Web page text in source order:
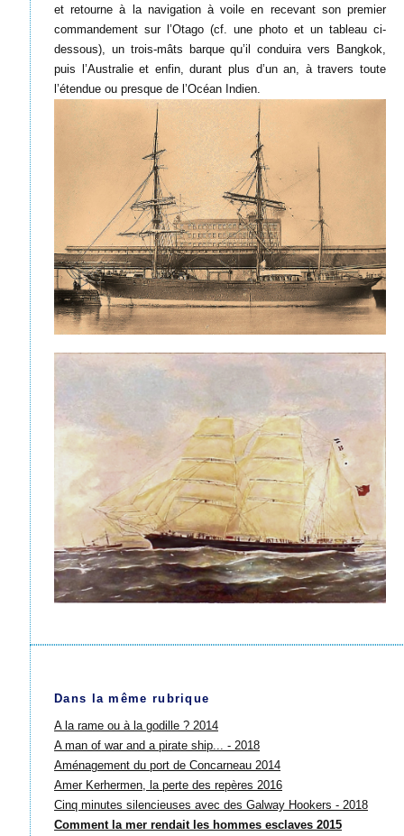
et retourne à la navigation à voile en recevant son premier
commandement sur l’Otago (cf. une photo et un tableau ci-
dessous), un trois-mâts barque qu’il conduira vers Bangkok,
puis l’Australie et enfin, durant plus d’un an, à travers toute
l’étendue ou presque de l’Océan Indien.
Dans la même rubrique
A la rame ou à la godille ? 2014
A man of war and a pirate ship... - 2018
Aménagement du port de Concarneau 2014
Amer Kerhermen, la perte des repères 2016
Cinq minutes silencieuses avec des Galway Hookers - 2018
Comment la mer rendait les hommes esclaves 2015